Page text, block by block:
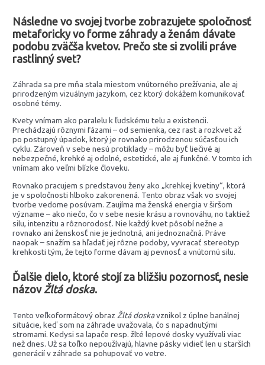
Následne vo svojej tvorbe zobrazujete spoločnosť
metaforicky vo forme záhrady a ženám dávate
podobu zväčša kvetov. Prečo ste si zvolili práve
rastlinný svet?
Záhrada sa pre mňa stala miestom vnútorného prežívania, ale aj
prirodzeným vizuálnym jazykom, cez ktorý dokážem komunikovať
osobné témy.
Kvety vnímam ako paralelu k ľudskému telu a existencii.
Prechádzajú rôznymi fázami – od semienka, cez rast a rozkvet až
po postupný úpadok, ktorý je rovnako prirodzenou súčasťou ich
cyklu. Zároveň v sebe nesú protiklady – môžu byť liečivé aj
nebezpečné, krehké aj odolné, estetické, ale aj funkčné. V tomto ich
vnímam ako veľmi blízke človeku.
Rovnako pracujem s predstavou ženy ako „krehkej kvetiny“, ktorá
je v spoločnosti hlboko zakorenená. Tento obraz však vo svojej
tvorbe vedome posúvam. Zaujíma ma ženská energia v širšom
význame – ako niečo, čo v sebe nesie krásu a rovnováhu, no taktiež
silu, intenzitu a rôznorodosť. Nie každý kvet pôsobí nežne a
rovnako ani ženskosť nie je jednotná, ani jednoznačná. Práve
naopak – snažím sa hľadať jej rôzne podoby, vyvracať stereotyp
krehkosti tým, že tejto forme dávam aj pevnosť a vnútornú silu.
Ďalšie dielo, ktoré stojí za bližšiu pozornosť, nesie
názov Žltá doska.
Tento veľkoformátový obraz Žltá doskavznikol z úplne banálnej
situácie, keď som na záhrade uvažovala, čo s napadnutými
stromami. Kedysi sa lapače resp. žlté lepové dosky využívali viac
než dnes. Už sa toľko nepoužívajú, hlavne pásky vidieť len u starších
generácií v záhrade sa pohupovať vo vetre.